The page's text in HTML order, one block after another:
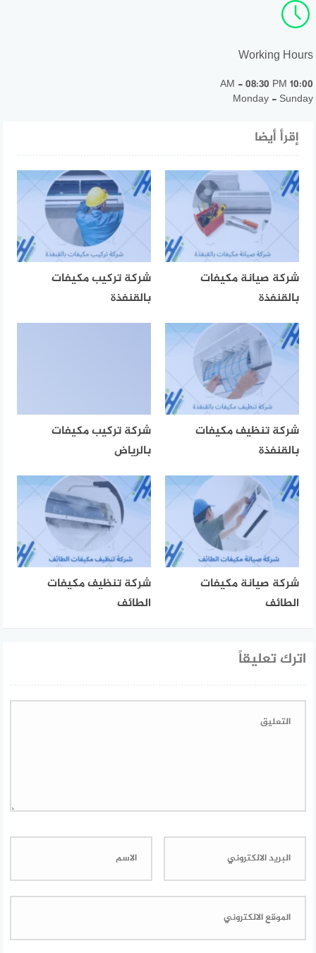
Working Hours
10:00 AM - 08:30 PM
Monday - Sunday
إقرأ أيضا
شركة صيانة مكيفات
بالقنفذة
شركة تركيب مكيفات
بالقنفذة
شركة تنظيف مكيفات
بالقنفذة
شركة تركيب مكيفات
بالرياض
شركة صيانة مكيفات
الطائف
شركة تنظيف مكيفات
الطائف
اترك تعليقاً